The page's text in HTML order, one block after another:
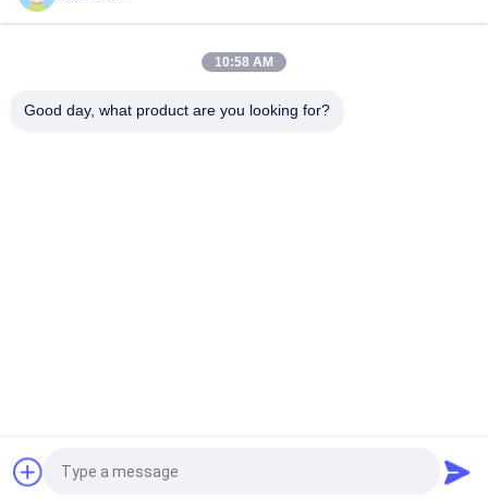
合金 20 プレート Incoloy20 カーペンター20Cb-3 UNSN08020
2.4460 8MM X 1500 X 6000MM
高温耐性熱巻き DIN 1.4845 SUS 310S AISI 310S INOXステンレ
10:58 AM
Good day, what product are you looking for?